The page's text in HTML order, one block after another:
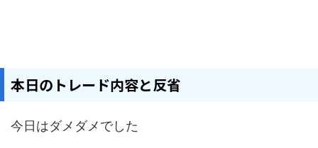
本日のトレード内容と反省
今日はダメダメでした